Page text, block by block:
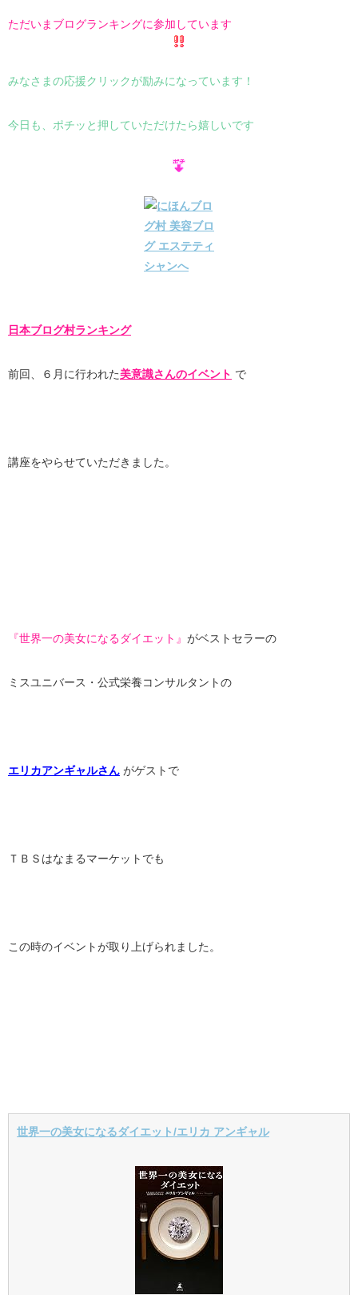
ただいまブログランキングに参加しています
みなさまの応援クリックが励みになっています！
今日も、ポチッと押していただけたら嬉しいです
日本ブログ村ランキング
前回、６月に行われた美意識さんのイベント で
講座をやらせていただきました。
『世界一の美女になるダイエット』 がベストセラーの
ミスユニバース・公式栄養コンサルタントの
エリカアンギャルさん がゲストで
ＴＢＳはなまるマーケットでも
この時のイベントが取り上げられました。
世界一の美女になるダイエット/エリカ アンギャル